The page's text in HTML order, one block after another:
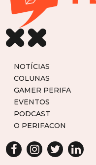
NOTÍCIAS
COLUNAS
GAMER PERIFA
EVENTOS
PODCAST
O PERIFACON